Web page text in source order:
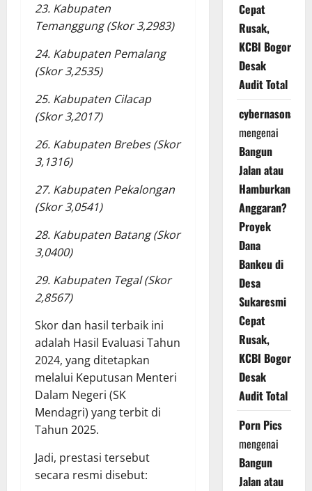
23. Kabupaten
Temanggung (Skor 3,2983)
24. Kabupaten Pemalang
(Skor 3,2535)
25. Kabupaten Cilacap
(Skor 3,2017)
26. Kabupaten Brebes (Skor
3,1316)
27. Kabupaten Pekalongan
(Skor 3,0541)
28. Kabupaten Batang (Skor
3,0400)
29. Kabupaten Tegal (Skor
2,8567)
Skor dan hasil terbaik ini
adalah Hasil Evaluasi Tahun
2024, yang ditetapkan
melalui Keputusan Menteri
Dalam Negeri (SK
Mendagri) yang terbit di
Tahun 2025.
Jadi, prestasi tersebut
secara resmi disebut:
Cepat
Rusak,
KCBI Bogor
Desak
Audit Total
cybernasonal
mengenai
Bangun
Jalan atau
Hamburkan
Anggaran?
Proyek
Dana
Bankeu di
Desa
Sukaresmi
Cepat
Rusak,
KCBI Bogor
Desak
Audit Total
Porn Pics
mengenai
Bangun
Jalan atau